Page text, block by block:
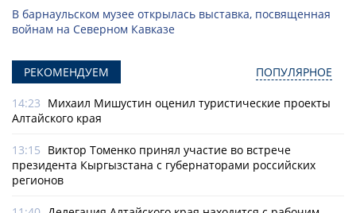
В барнаульском музее открылась выставка, посвященная
войнам на Северном Кавказе
РЕКОМЕНДУЕМ ПОПУЛЯРНОЕ
14:23 Михаил Мишустин оценил туристические проекты
Алтайского края
13:15 Виктор Томенко принял участие во встрече
президента Кыргызстана с губернаторами российских
регионов